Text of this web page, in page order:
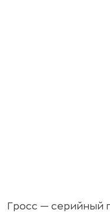
Гросс — серийный